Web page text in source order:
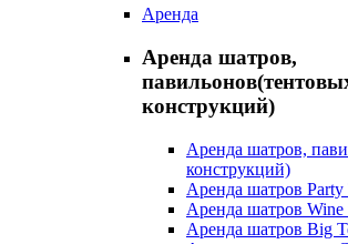
Аренда
Аренда шатров,
конструкций)
Аренда шатров,
конструкций)
Аренда шатров Party
Аренда шатров Wine
Аренда шатров Big